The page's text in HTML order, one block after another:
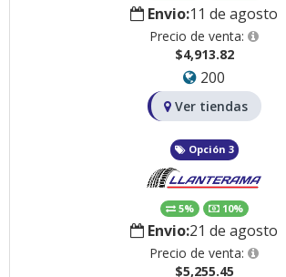
Envio:11 de agosto
Precio de venta:
$4,913.82
200
Ver tiendas
Opción 3
5% 10%
Envio:21 de agosto
Precio de venta:
$5,255.45